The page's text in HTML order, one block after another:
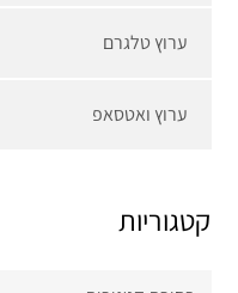
ערוץ טלגרם
ערוץ ואטסאפ
קטגוריות